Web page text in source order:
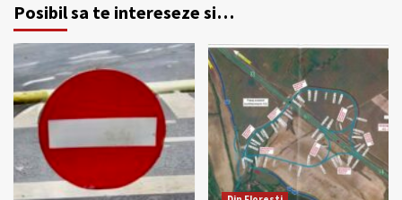
Posibil sa te intereseze si…